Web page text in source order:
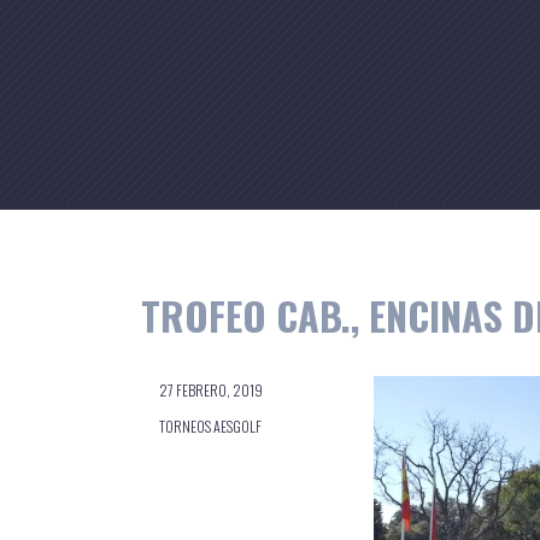
TROFEO CAB., ENCINAS
27 FEBRERO, 2019
TORNEOS AESGOLF